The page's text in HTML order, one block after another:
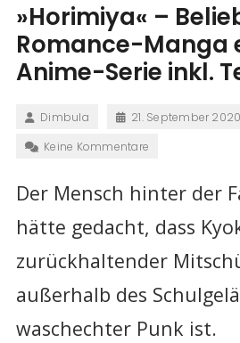
»Horimiya« –
Romance-Manga
Anime-Serie inkl.
Dimbula
21. September 2020
Keine Kommentare
Der Mensch hinter der
hätte gedacht, dass
zurückhaltender
außerhalb des
waschechter Punk ist.